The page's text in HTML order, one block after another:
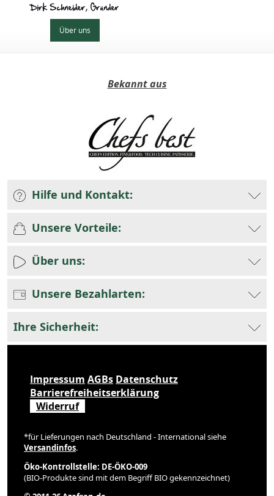
Dirk Schneider, Gründer
Über uns
Bekannt aus
Hilfe und Kontakt:
Unsere Vorteile:
Über uns:
Unsere Bezahlarten:
Ihre Sicherheit:
Impressum AGBs Datenschutz
Barrierefreiheitserklärung
Widerruf
*für Lieferungen nach Deutschland - International siehe
Versandinfos.
Öko-Kontrollstelle: DE-ÖKO-009
(BIO-Produkte sind mit dem Begriff BIO gekennzeichnet)